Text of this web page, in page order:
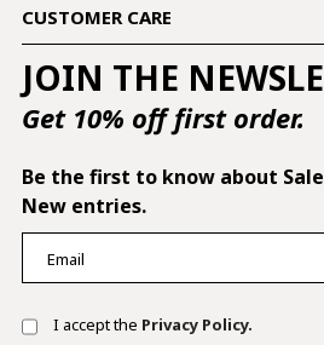
CUSTOMER CARE
JOIN THE
Get 10% off first order.
Be the first to know about
New entries.
I accept the Privacy Policy.